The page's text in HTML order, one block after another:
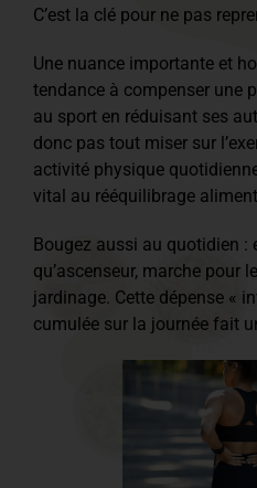
C’est la clé pour ne pas
Une nuance importante et
tendance à compenser une
au sport en réduisant ses
donc pas tout miser sur
activité physique
vital au rééquilibrage
Bougez aussi au quotidien :
qu’ascenseur, marche pour
jardinage. Cette dépense «
cumulée sur la journée fait